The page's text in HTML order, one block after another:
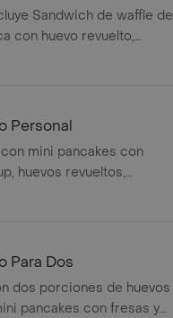
Sandwich de waffle de
con huevo revuelto,
tocineta crocante y
Personal
mini pancakes con
huevos revueltos,
rostizadas.
Para Dos
dos porciones de huevos
pancakes con fresas y